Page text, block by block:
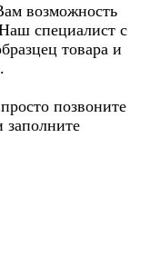
возможность
специалист с
товара и
позвоните
заполните